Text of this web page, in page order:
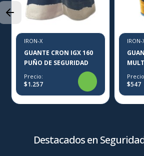
IRON-X
GUANTE CRON IGX 160
PUÑO DE SEGURIDAD
Precio:
$1.257
IRON-
$547
Destacados en